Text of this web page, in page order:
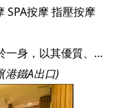
SPA按摩指壓按摩
Miris Spa．都市中的綠洲 集養身美容於一身，以其優質、可靠及卓越的六星級酒店式服務見稱，每位Miris Spa員工配合專業按摩手法，讓無數尊貴顧客身心壓力得以釋放，位置尖沙咀及銅鑼灣的岩石按摩專門店以現代舒適的設計為主題，房間內備有獨立按摩床，配上柔和燈光予人全面放鬆的環境，讓顧客可盡情享受按摩帶來的舒緩感覺，使身心靈達到完美平衡！ Miris Spa一直堅守以天然不具侵害性的自然療法，務求為顧客締造出「由內而外」健康的自然美肌效果。
港鐵A出口)